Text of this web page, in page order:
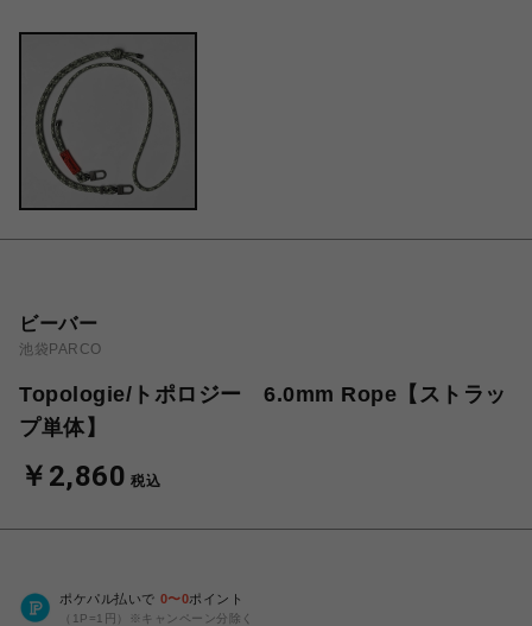
ビーバー
池袋PARCO
Topologie/トポロジー 6.0mm Rope【ストラッ
プ単体】
￥2,860 税込
ポケパル払いで 0〜0ポイント
（1P=1円）※キャンペーン分除く